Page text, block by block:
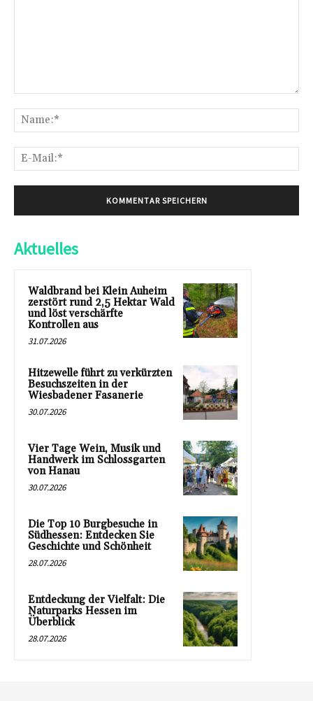
Aktuelles
Waldbrand bei Klein Auheim
zerstört rund 2,5 Hektar Wald
und löst verschärfte
Kontrollen aus
31.07.2026
Hitzewelle führt zu verkürzten
Besuchszeiten in der
Wiesbadener Fasanerie
30.07.2026
Vier Tage Wein, Musik und
Handwerk im Schlossgarten
von Hanau
30.07.2026
Die Top 10 Burgbesuche in
Südhessen: Entdecken Sie
Geschichte und Schönheit
28.07.2026
Entdeckung der Vielfalt: Die
Naturparks Hessen im
Überblick
28.07.2026